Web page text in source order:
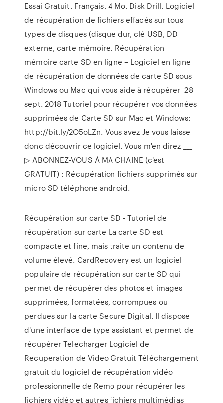
Essai Gratuit. Français. 4 Mo. Disk Drill. Logiciel
de récupération de fichiers effacés sur tous
types de disques (disque dur, clé USB, DD
externe, carte mémoire. Récupération
mémoire carte SD en ligne – Logiciel en ligne
de récupération de données de carte SD sous
Windows ou Mac qui vous aide à récupérer 28
sept. 2018 Tutoriel pour récupérer vos données
supprimées de Carte SD sur Mac et Windows:
http://bit.ly/2O5oLZn. Vous avez Je vous laisse
donc découvrir ce logiciel. Vous m'en direz ___
▷ ABONNEZ-VOUS À MA CHAINE (c'est
GRATUIT) : Récupération fichiers supprimés sur
micro SD téléphone android.
Récupération sur carte SD - Tutoriel de
récupération sur carte La carte SD est
compacte et fine, mais traite un contenu de
volume élevé. CardRecovery est un logiciel
populaire de récupération sur carte SD qui
permet de récupérer des photos et images
supprimées, formatées, corrompues ou
perdues sur la carte Secure Digital. Il dispose
d'une interface de type assistant et permet de
récupérer Telecharger Logiciel de
Recuperation de Video Gratuit Téléchargement
gratuit du logiciel de récupération vidéo
professionnelle de Remo pour récupérer les
fichiers vidéo et autres fichiers multimédias